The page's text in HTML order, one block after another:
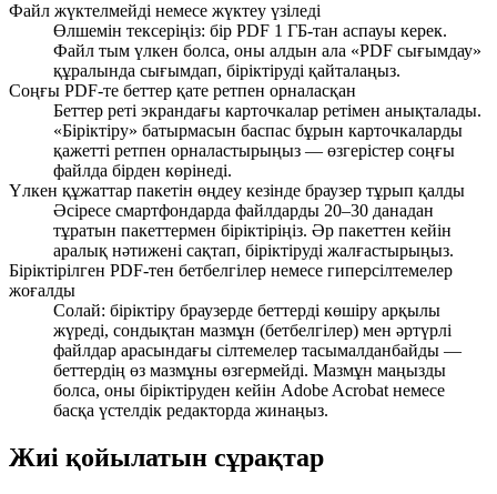
Файл жүктелмейді немесе жүктеу үзіледі
Өлшемін тексеріңіз: бір PDF 1 ГБ-тан аспауы керек.
Файл тым үлкен болса, оны алдын ала «PDF сығымдау»
құралында сығымдап, біріктіруді қайталаңыз.
Соңғы PDF-те беттер қате ретпен орналасқан
Беттер реті экрандағы карточкалар ретімен анықталады.
«Біріктіру» батырмасын баспас бұрын карточкаларды
қажетті ретпен орналастырыңыз — өзгерістер соңғы
файлда бірден көрінеді.
Үлкен құжаттар пакетін өңдеу кезінде браузер тұрып қалды
Әсіресе смартфондарда файлдарды 20–30 данадан
тұратын пакеттермен біріктіріңіз. Әр пакеттен кейін
аралық нәтижені сақтап, біріктіруді жалғастырыңыз.
Біріктірілген PDF-тен бетбелгілер немесе гиперсілтемелер
жоғалды
Солай: біріктіру браузерде беттерді көшіру арқылы
жүреді, сондықтан мазмұн (бетбелгілер) мен әртүрлі
файлдар арасындағы сілтемелер тасымалданбайды —
беттердің өз мазмұны өзгермейді. Мазмұн маңызды
болса, оны біріктіруден кейін Adobe Acrobat немесе
басқа үстелдік редакторда жинаңыз.
Жиі қойылатын сұрақтар